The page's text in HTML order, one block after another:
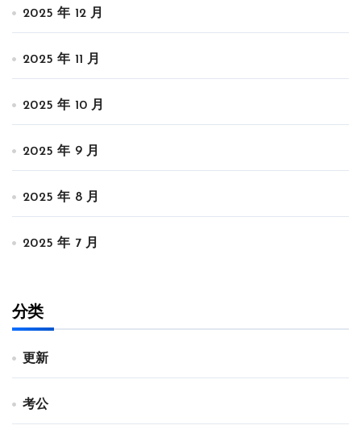
2025 年 12 月
2025 年 11 月
2025 年 10 月
2025 年 9 月
2025 年 8 月
2025 年 7 月
分类
更新
考公